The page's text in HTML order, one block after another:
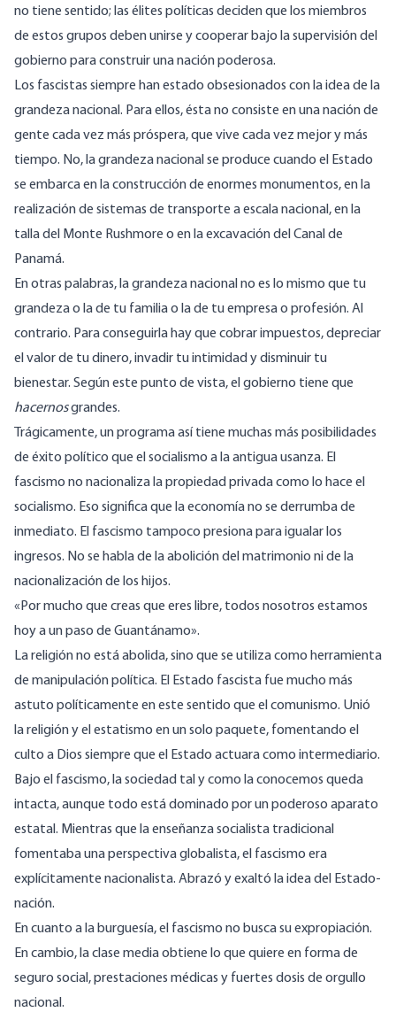
no tiene sentido; las élites políticas deciden que los miembros
de estos grupos deben unirse y cooperar bajo la supervisión del
gobierno para construir una nación poderosa.
Los fascistas siempre han estado obsesionados con la idea de la
grandeza nacional. Para ellos, ésta no consiste en una nación de
gente cada vez más próspera, que vive cada vez mejor y más
tiempo. No, la grandeza nacional se produce cuando el Estado
se embarca en la construcción de enormes monumentos, en la
realización de sistemas de transporte a escala nacional, en la
talla del Monte Rushmore o en la excavación del Canal de
Panamá.
En otras palabras, la grandeza nacional no es lo mismo que tu
grandeza o la de tu familia o la de tu empresa o profesión. Al
contrario. Para conseguirla hay que cobrar impuestos, depreciar
el valor de tu dinero, invadir tu intimidad y disminuir tu
bienestar. Según este punto de vista, el gobierno tiene que
hacernosgrandes.
Trágicamente, un programa así tiene muchas más posibilidades
de éxito político que el socialismo a la antigua usanza. El
fascismo no nacionaliza la propiedad privada como lo hace el
socialismo. Eso significa que la economía no se derrumba de
inmediato. El fascismo tampoco presiona para igualar los
ingresos. No se habla de la abolición del matrimonio ni de la
nacionalización de los hijos.
«Por mucho que creas que eres libre, todos nosotros estamos
hoy a un paso de Guantánamo».
La religión no está abolida, sino que se utiliza como herramienta
de manipulación política. El Estado fascista fue mucho más
astuto políticamente en este sentido que el comunismo. Unió
la religión y el estatismo en un solo paquete, fomentando el
culto a Dios siempre que el Estado actuara como intermediario.
Bajo el fascismo, la sociedad tal y como la conocemos queda
intacta, aunque todo está dominado por un poderoso aparato
estatal. Mientras que la enseñanza socialista tradicional
fomentaba una perspectiva globalista, el fascismo era
explícitamente nacionalista. Abrazó y exaltó la idea del Estado-
nación.
En cuanto a la burguesía, el fascismo no busca su expropiación.
En cambio, la clase media obtiene lo que quiere en forma de
seguro social, prestaciones médicas y fuertes dosis de orgullo
nacional.